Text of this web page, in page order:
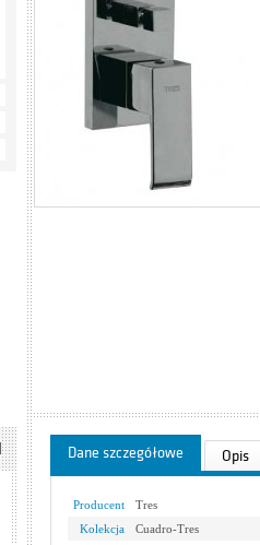
Dane szczegółowe Opis
Producent
Tres
Kolekcja
Cuadro-Tres